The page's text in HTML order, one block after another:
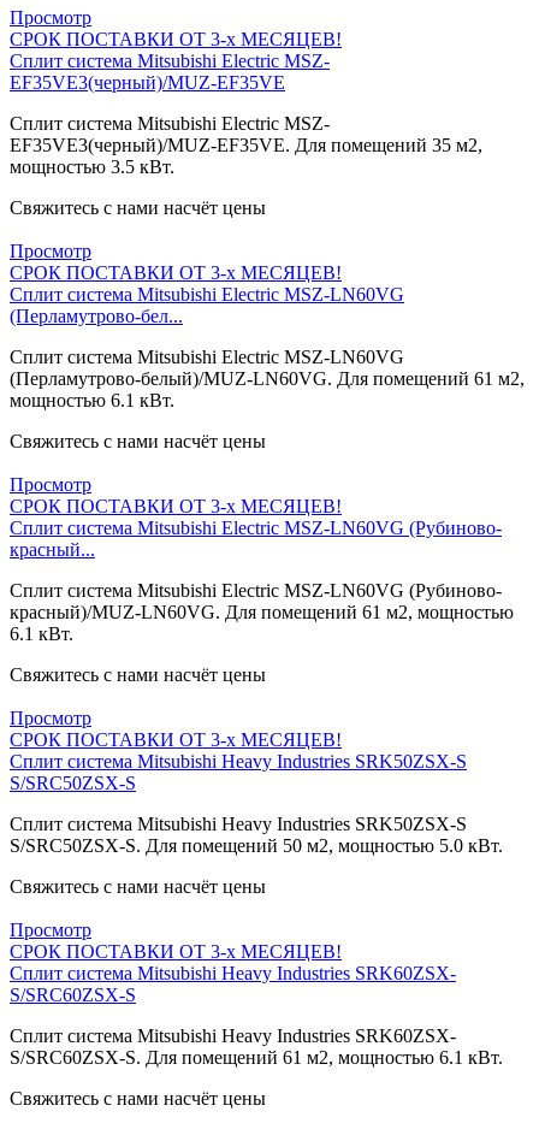
Просмотр
СРОК ПОСТАВКИ ОТ 3-х МЕСЯЦЕВ!
Сплит система Mitsubishi Electric MSZ-
EF35VE3(черный)/MUZ-EF35VE
Сплит система Mitsubishi Electric MSZ-
EF35VE3(черный)/MUZ-EF35VE. Для помещений 35 м2,
мощностью 3.5 кВт.
Свяжитесь с нами насчёт цены
Просмотр
СРОК ПОСТАВКИ ОТ 3-х МЕСЯЦЕВ!
Сплит система Mitsubishi Electric MSZ-LN60VG
(Перламутрово-бел...
Сплит система Mitsubishi Electric MSZ-LN60VG
(Перламутрово-белый)/MUZ-LN60VG. Для помещений 61 м2,
мощностью 6.1 кВт.
Свяжитесь с нами насчёт цены
Просмотр
СРОК ПОСТАВКИ ОТ 3-х МЕСЯЦЕВ!
Сплит система Mitsubishi Electric MSZ-LN60VG (Рубиново-
красный...
Сплит система Mitsubishi Electric MSZ-LN60VG (Рубиново-
красный)/MUZ-LN60VG. Для помещений 61 м2, мощностью
6.1 кВт.
Свяжитесь с нами насчёт цены
Просмотр
СРОК ПОСТАВКИ ОТ 3-х МЕСЯЦЕВ!
Сплит система Mitsubishi Heavy Industries SRK50ZSX-S
S/SRC50ZSX-S
Сплит система Mitsubishi Heavy Industries SRK50ZSX-S
S/SRC50ZSX-S. Для помещений 50 м2, мощностью 5.0 кВт.
Свяжитесь с нами насчёт цены
Просмотр
СРОК ПОСТАВКИ ОТ 3-х МЕСЯЦЕВ!
Сплит система Mitsubishi Heavy Industries SRK60ZSX-
S/SRC60ZSX-S
Сплит система Mitsubishi Heavy Industries SRK60ZSX-
S/SRC60ZSX-S. Для помещений 61 м2, мощностью 6.1 кВт.
Свяжитесь с нами насчёт цены